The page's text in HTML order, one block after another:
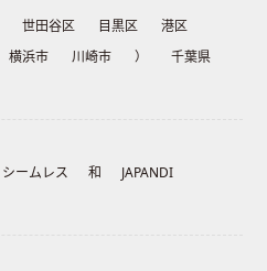
世田谷区 目黒区
港区
横浜市 川崎市 ）
千葉県
シームレス 和
JAPANDI